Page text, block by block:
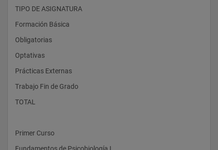
Conocimientos que se adquieren
Las funciones, características y limitaciones de los distintos
modelos teóricos de la Psicología.
Las leyes básicas de los distintos procesos psicológicos.
Los procesos y etapas principales del desarrollo psicológico a
lo largo del ciclo vital en sus aspectos de normalidad y
anormalidad.
Los fundamentos biológicos de la conducta humana y de las
funciones psicológicas.
Los métodos de investigación y las técnicas de análisis de
datos.
TIPO DE ASIGNATURA
Formación Básica
Obligatorias
Optativas
Prácticas Externas
Trabajo Fin de Grado
TOTAL
Primer Curso